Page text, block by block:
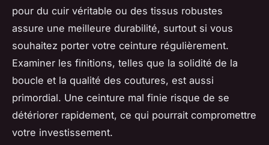
pour du cuir véritable ou des tissus robustes
assure une meilleure durabilité, surtout si vous
souhaitez porter votre ceinture régulièrement.
Examiner les finitions, telles que la solidité de la
boucle et la qualité des coutures, est aussi
primordial. Une ceinture mal finie risque de se
détériorer rapidement, ce qui pourrait compromettre
votre investissement.